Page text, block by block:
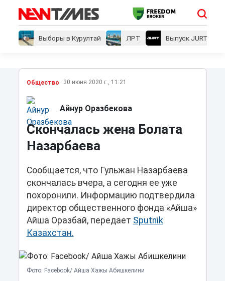
Выборы в Курултай ЛРТ Выпуск JURT
Общество 30 июня 2020 г., 11:21
Айнур Оразбекова
Скончалась жена Болата
Назарбаева
Cообщается, что Гульжан Назарбаева
скончалась вчера, а сегодня ее уже
похоронили. Информацию подтвердила
директор общественного фонда «Айша»
Айша Оразбай, передает Sputnik
Казахстан.
Фото: Facebook/ Айша Хажы Абишкелини